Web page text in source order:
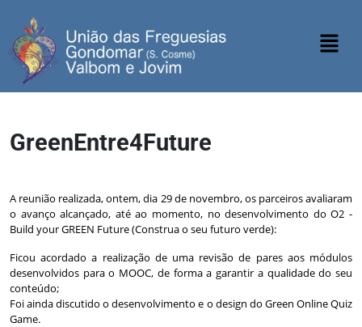
GreenEntre4Future
A reunião realizada, ontem, dia 29 de novembro, os parceiros avaliaram
o avanço alcançado, até ao momento, no desenvolvimento do O2 -
Build your GREEN Future (Construa o seu futuro verde):
Ficou acordado a realização de uma revisão de pares aos módulos
desenvolvidos para o MOOC, de forma a garantir a qualidade do seu
conteúdo;
Foi ainda discutido o desenvolvimento e o design do Green Online Quiz
Game.